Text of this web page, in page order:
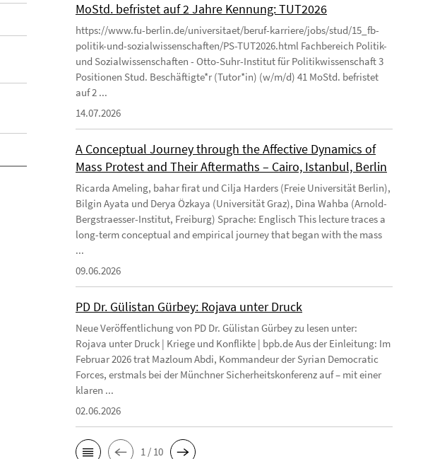
MoStd. befristet auf 2 Jahre Kennung: TUT2026
https://www.fu-berlin.de/universitaet/beruf-karriere/jobs/stud/15_fb-
politik-und-sozialwissenschaften/PS-TUT2026.html Fachbereich Politik-
und Sozialwissenschaften - Otto-Suhr-Institut für Politikwissenschaft 3
Positionen Stud. Beschäftigte*r (Tutor*in) (w/m/d) 41 MoStd. befristet
auf 2 ...
14.07.2026
A Conceptual Journey through the Affective Dynamics of
Mass Protest and Their Aftermaths – Cairo, Istanbul, Berlin
Ricarda Ameling, bahar firat und Cilja Harders (Freie Universität Berlin),
Bilgin Ayata und Derya Özkaya (Universität Graz), Dina Wahba (Arnold-
Bergstraesser-Institut, Freiburg) Sprache: Englisch This lecture traces a
long-term conceptual and empirical journey that began with the mass
...
09.06.2026
PD Dr. Gülistan Gürbey: Rojava unter Druck
Neue Veröffentlichung von PD Dr. Gülistan Gürbey zu lesen unter:
Rojava unter Druck | Kriege und Konflikte | bpb.de Aus der Einleitung: Im
Februar 2026 trat Mazloum Abdi, Kommandeur der Syrian Democratic
Forces, erstmals bei der Münchner Sicherheitskonferenz auf – mit einer
klaren ...
02.06.2026
1 / 10